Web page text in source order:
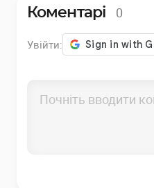
Коментарі 0
Увійти: